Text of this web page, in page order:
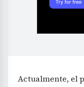
Actualmente, el